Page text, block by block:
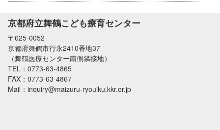
京都府立舞鶴こども療育センター
〒625-0052
京都府舞鶴市行永2410番地37
（舞鶴医療センター南側隣接地）
TEL：0773-63-4865
FAX：0773-63-4867
Mail：inquiry@maizuru-ryouiku.kkr.or.jp